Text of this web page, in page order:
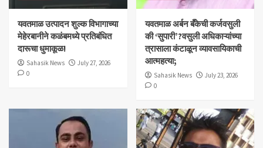
यवतमाळ उत्पादन शुल्क विभागाच्या
मेहेरबानीने कळंबमध्ये प्रतिबंधित
दारूचा धुमाकूळ!
Sahasik News
July 27, 2026
0
​यवतमाळ अर्बन बँकेची कर्जवसुली
की ‘सुपारी’?वसुली अधिकाऱ्यांच्या
त्रासाला कंटाळून व्यावसायिकाची
आत्महत्या;
Sahasik News
July 23, 2026
0